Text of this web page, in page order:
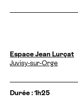
D
a
e
s
e
Espace Jean Lurçat
Juvisy-sur-Orge
IDurée : 1h25